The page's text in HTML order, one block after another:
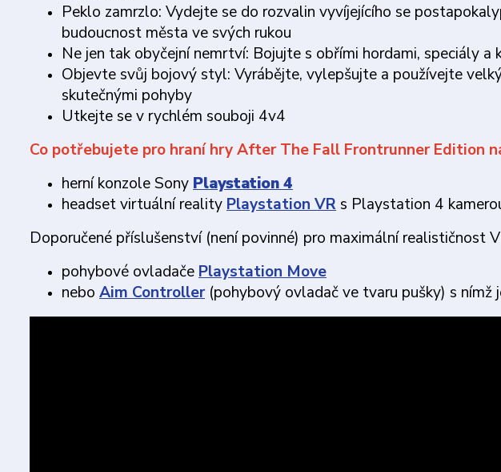
Peklo zamrzlo: Vydejte se do rozvalin vyvíjejícího se
budoucnost města ve svých rukou
Ne jen tak obyčejní nemrtví: Bojujte s obřími hordami, speciály a
Objevte svůj bojový styl: Vyrábějte, vylepšujte a používejte
skutečnými pohyby
Utkejte se v rychlém souboji 4v4
Co potřebujete pro hraní hry After The Fall Frontrunner Edition
herní konzole Sony Playstation 4
headset virtuální reality Playstation VR s Playstation 4
Doporučené příslušenství (není povinné) pro maximální realističnost
pohybové ovladače Playstation Move
nebo Aim Controller(pohybový ovladač ve tvaru pušky) s nímž